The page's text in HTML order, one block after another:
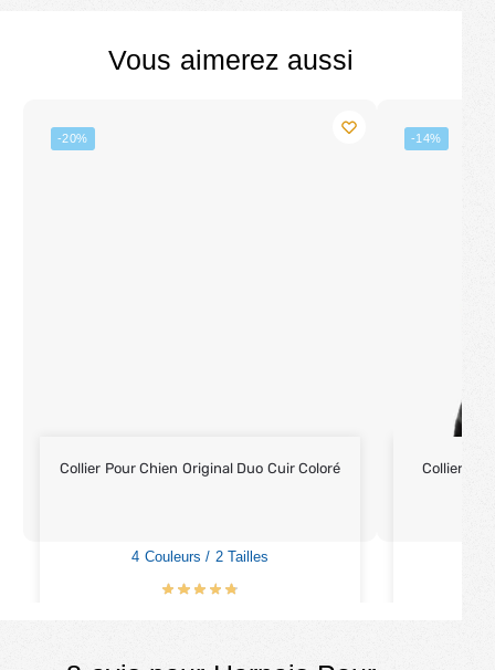
Vous aimerez aussi
-20%
Collier Pour Chien Original Duo Cuir Coloré
4 Couleurs / 2 Tailles
-14%
Collier